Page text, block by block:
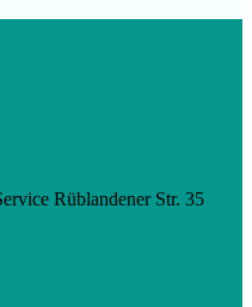
Rüblandener Str. 35